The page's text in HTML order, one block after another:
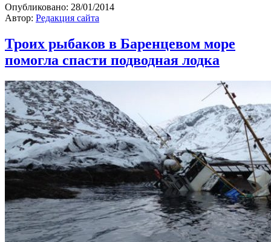
Опубликовано: 28/01/2014
Автор: Редакция сайта
Троих рыбаков в Баренцевом море
помогла спасти подводная лодка